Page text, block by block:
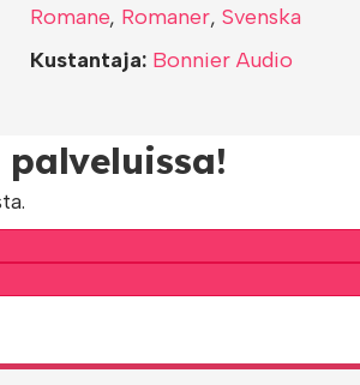
Romane, Romaner, Svenska
Kustantaja: Bonnier Audio